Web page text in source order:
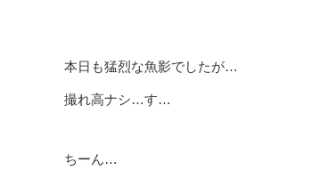
本日も猛烈な魚影でしたが…
撮れ高ナシ…す…
ちーん…